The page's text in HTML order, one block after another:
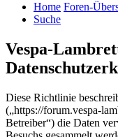
Home Foren-
Suche
Vespa-
Diese Richtlinie
(„https://forum.vespa-
Betreiber“) die Daten